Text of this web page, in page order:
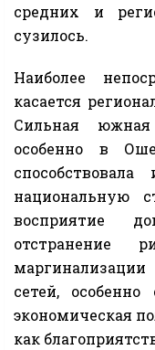
средних и
сузилось.
Наиболее
касается
Сильная
особенно в
национальную
восприятие
отстранение
сетей,
экономическая
как